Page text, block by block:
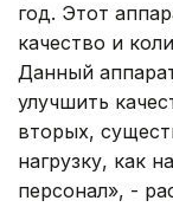
год. Этот
качество и
Данный
улучшить
вторых,
нагрузку, как
персонал», -